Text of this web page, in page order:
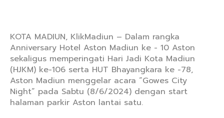
KOTA MADIUN, KlikMadiun – Dalam rangka
Anniversary Hotel Aston Madiun ke - 10 Aston
sekaligus memperingati Hari Jadi Kota Madiun
(HJKM) ke-106 serta HUT Bhayangkara ke -78,
Aston Madiun menggelar acara “Gowes City
Night” pada Sabtu (8/6/2024) dengan start
halaman parkir Aston lantai satu.